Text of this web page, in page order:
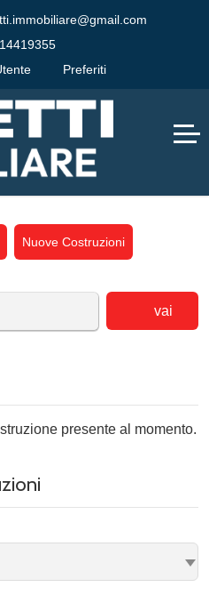
Preferiti
Nuove Costruzioni
vai
presente al momento.